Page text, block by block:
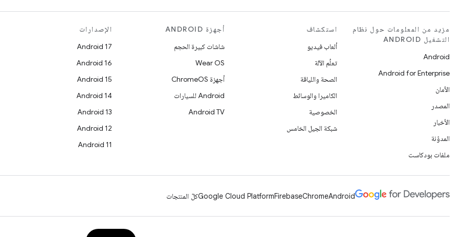
مزيد من المعلومات حول نظام
التشغيل ANDROID
Android
Android for Enterprise
الأمان
المصدر
الأخبار
المدوّنة
ملفات بودكاست
استكشاف
ألعاب فيديو
تعلُم الآلة
الصحة واللياقة
الكاميرا والوسائط
الخصوصية
شبكة الجيل الخامس
أجهزة ANDROID
شاشات كبيرة الحجم
Wear OS
أجهزة ChromeOS
Android للسيارات
Android TV
الإصدارات
Android 17
Android 16
Android 15
Android 14
Android 13
Android 12
Android 11
Android
Chrome
Firebase
Google Cloud Platformكلّ المنتجات